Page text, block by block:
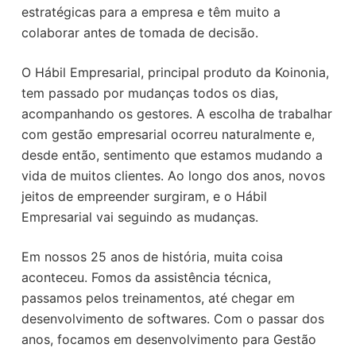
estratégicas para a empresa e têm muito a
colaborar antes de tomada de decisão.
O Hábil Empresarial, principal produto da Koinonia,
tem passado por mudanças todos os dias,
acompanhando os gestores. A escolha de trabalhar
com gestão empresarial ocorreu naturalmente e,
desde então, sentimento que estamos mudando a
vida de muitos clientes. Ao longo dos anos, novos
jeitos de empreender surgiram, e o Hábil
Empresarial vai seguindo as mudanças.
Em nossos 25 anos de história, muita coisa
aconteceu. Fomos da assistência técnica,
passamos pelos treinamentos, até chegar em
desenvolvimento de softwares. Com o passar dos
anos, focamos em desenvolvimento para Gestão